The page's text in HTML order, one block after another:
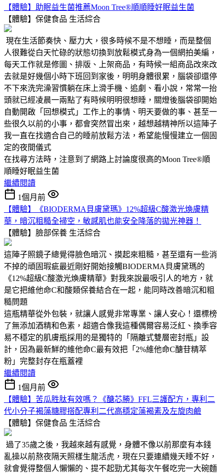
【體驗】助眠益生菌推薦Moon Tree®順順睡好眠益生菌
【體驗】保健食品 生活綜合
現在生活節奏快、壓力大，很多時候不是不想睡，而是整個
人很難從白天忙碌的狀態切換到放鬆模式身為一個網拍美編，
每天工作就是修圖、排版、上架商品，有時候一組商品改來改
去就是好幾個小時下班回到家後，明明身體很累，腦袋卻還停
不下來洗完澡習慣躺在床上滑手機、追劇、看小說，常常一抬
頭就已經凌晨一兩點了有時候明明很想睡，關燈後腦袋卻開始
自動開啟「回想模式」工作上的事情、明天要做的事、甚至一
些很久以前的小事，都會突然冒出來，越想越精神所以這陣子
我一直在找適合自己的睡前放鬆方法，希望能慢慢建立一個固
定的夜間儀式
在找尋方法時，注意到了網路上討論度很高的Moon Tree®順
順睡好眠益生菌
繼續閱讀
1個月前
【體驗】《BIODERMA貝膚黛瑪》12%超級C酸激光煥膚精
華，暗沉粗糙全掃空，敏感肌也能安全降落的拋光神器！
【體驗】臉部保養 生活綜合
這陣子照鏡子總覺得臉色暗沉、摸起來粗糙，甚至還有一些消
不掉的頑固瑕疵最近剛好開始接觸BIODERMA貝膚黛瑪的
《12%超級C酸激光煥膚精華》對我來說最吸引人的地方，就
是它把維他命C和酸類保養結合在一起，能同時改善暗沉和粗
糙問題
這瓶精華從外包裝，就讓人感覺非常專業、讓人安心！還標榜
了無添加酒精和色素，超適合像我這種偶爾容易泛紅、換季容
易不穩定的肌膚瓶採用的是獨特的「隔離式雙層密封瓶」設
計，因為最新鮮的維他命C最有效把「2%維他命C醣苷精萃
粉」完整封存在瓶蓋裡
繼續閱讀
1個月前
【體驗】苦瓜胜肽有效嗎？《醣芯勝》FFL三護配方，專利二
代小分子褐藻糖膠搭配專利二代高穩定藻褐素及左旋肉鹼
【體驗】保健食品 生活綜合
過了35歲之後，我越來越有感覺，身體不像以前那麼有本錢
亂操以前熬夜隔天照樣生龍活虎，現在只要連續幾天睡不好，
就會覺得整個人懶懶的、提不起勁尤其每次午餐吃完一大碗麵